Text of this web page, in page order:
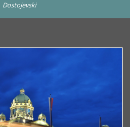
Dostojevski